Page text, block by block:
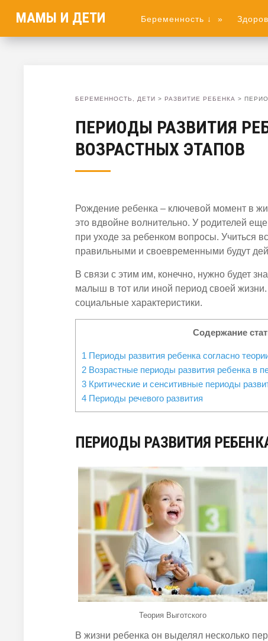
МАМЫ И ДЕТИ Беременность ↓ »
БЕРЕМЕННОСТЬ, ДЕТИ > РАЗВИТИЕ РЕБЕНКА >
ПЕРИОДЫ РАЗВИТИЯ
ВОЗРАСТНЫХ ЭТАПОВ
Рождение ребенка – ключевой момент в
это вдвойне волнительно. У родителей еще
при уходе за ребенком вопросы. Учиться
правильными и своевременными будут
В связи с этим им, конечно, нужно будет
малыш в тот или иной период своей
социальные характеристики.
Содержание
1 Периоды развития ребенка согласно
2Возрастные периоды развития ребенка в
3Критические и сенситивные периоды
4Периоды речевого развития
ПЕРИОДЫ РАЗВИТИЯ
Теория Выготского
В жизни ребенка он выделялнесколько